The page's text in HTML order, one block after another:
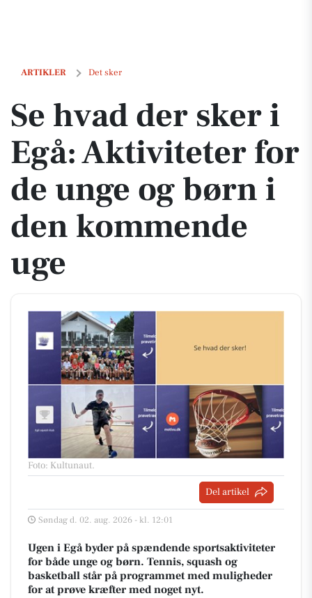
ARTIKLER Det sker
Se hvad der sker i Egå: Aktiviteter for de unge og børn i den
Se hvad der sker i
Egå: Aktiviteter for
de unge og børn i
den kommende
uge
Foto: Kultunaut.
Del artikel
Søndag d. 02. aug. 2026 - kl. 12:01
Ugen i Egå byder på spændende sportsaktiviteter
for både unge og børn. Tennis, squash og
basketball står på programmet med muligheder
for at prøve kræfter med noget nyt.